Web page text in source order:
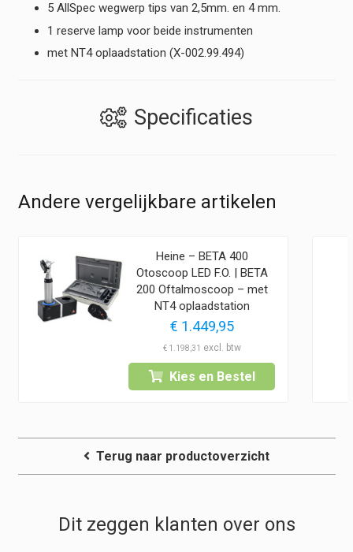
5 AllSpec wegwerp tips van 2,5mm. en 4 mm.
1 reserve lamp voor beide instrumenten
met NT4 oplaadstation (X-002.99.494)
Specificaties
Andere vergelijkbare artikelen
Heine – BETA 400
Otoscoop LED F.O. | BETA
200 Oftalmoscoop – met
NT4 oplaadstation
€ 1.449,95
€1.198,31
Kies en Bestel
Terug naar productoverzicht
Dit zeggen klanten over ons